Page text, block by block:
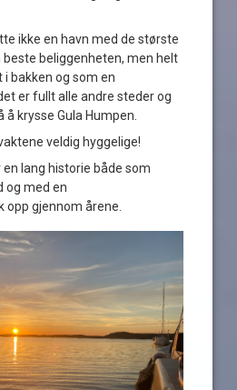
ikke en havn med de største
beliggenheten, men helt
bakken og som en
er fullt alle andre steder og
krysse Gula Humpen.
veldig hyggelige!
lang historie både som
og med en
opp gjennom årene.